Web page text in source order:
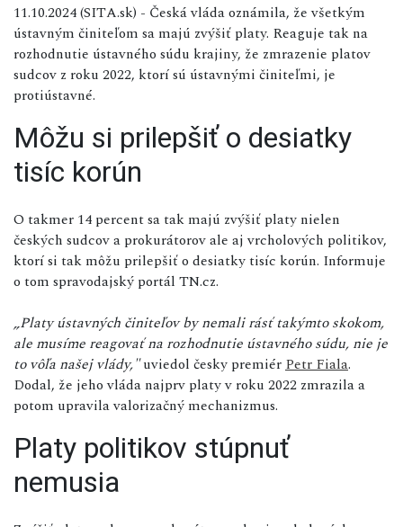
11.10.2024 (SITA.sk) - Česká vláda oznámila, že všetkým
ústavným činiteľom sa majú zvýšiť platy. Reaguje tak na
rozhodnutie ústavného súdu krajiny, že zmrazenie platov
sudcov z roku 2022, ktorí sú ústavnými činiteľmi, je
protiústavné.
Môžu si prilepšiť o desiatky
tisíc korún
O takmer 14 percent sa tak majú zvýšiť platy nielen
českých sudcov a prokurátorov ale aj vrcholových politikov,
ktorí si tak môžu prilepšiť o desiatky tisíc korún. Informuje
o tom spravodajský portál TN.cz.
„Platy ústavných činiteľov by nemali rásť takýmto skokom,
ale musíme reagovať na rozhodnutie ústavného súdu, nie je
to vôľa našej vlády,"uviedol česky premiér Petr Fiala.
Dodal, že jeho vláda najprv platy v roku 2022 zmrazila a
potom upravila valorizačný mechanizmus.
Platy politikov stúpnuť
nemusia